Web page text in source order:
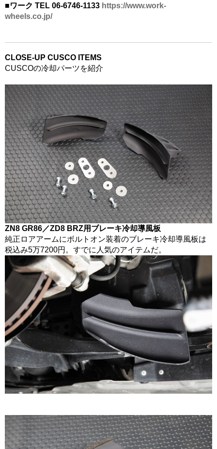
■ワーク TEL 06-6746-1133 https://www.work-
wheels.co.jp/
CLOSE-UP CUSCO ITEMS
CUSCOの冷却パーツを紹介
ZN8 GR86／ZD8 BRZ用ブレーキ冷却導風板
純正ロアアームにボルトオン装着のブレーキ冷却導風板は
税込み5万7200円。すでに人気のアイテムだ。